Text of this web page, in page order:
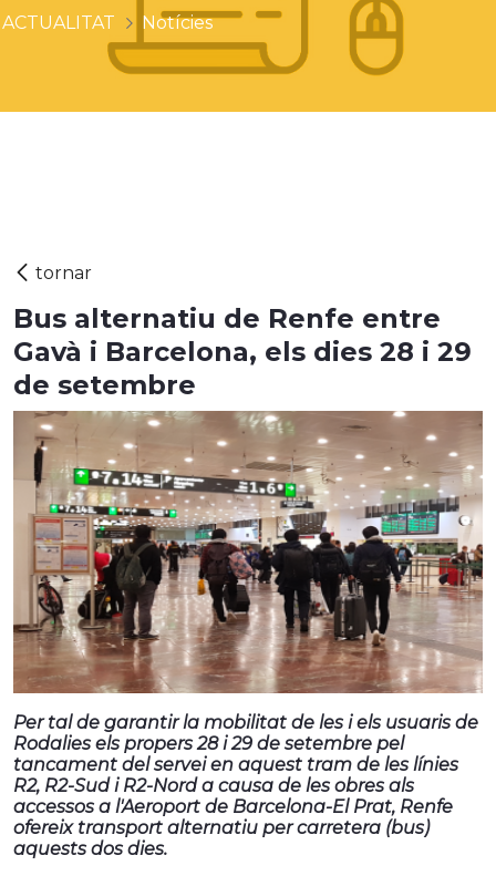
ACTUALITAT Notícies
Bus alternatiu de Renfe entre
Gavà i Barcelona, els dies 28 i 29
de setembre
Per tal de garantir la mobilitat de les i els usuaris de
Rodalies els propers 28 i 29 de setembre pel
tancament del servei en aquest tram de les línies
R2, R2-Sud i R2-Nord a causa de les obres als
accessos a l'Aeroport de Barcelona-El Prat, Renfe
ofereix transport alternatiu per carretera (bus)
aquests dos dies.